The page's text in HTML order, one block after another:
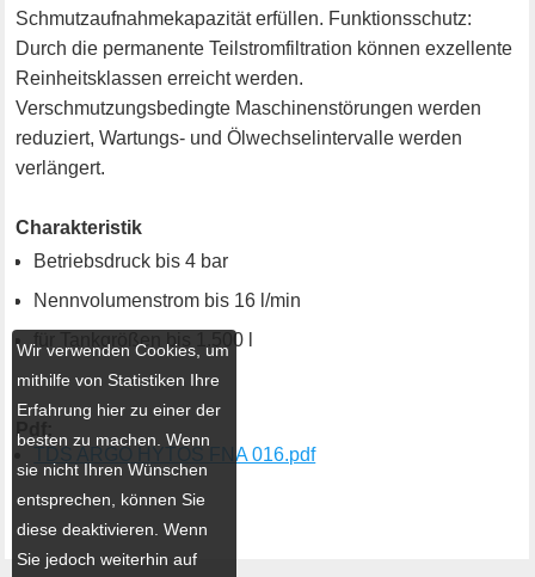
Schmutzaufnahmekapazität erfüllen. Funktionsschutz:
Durch die permanente Teilstromfiltration können exzellente
Reinheitsklassen erreicht werden.
Verschmutzungsbedingte Maschinenstörungen werden
reduziert, Wartungs- und Ölwechselintervalle werden
verlängert.
Charakteristik
Betriebsdruck bis 4 bar
Nennvolumenstrom bis 16 l/min
für Tankgrößen bis 1.500 l
Pdf:
TDS ARGO HYTOS FNA 016.pdf
Wir verwenden Cookies, um
mithilfe von Statistiken Ihre
Erfahrung hier zu einer der
besten zu machen. Wenn
sie nicht Ihren Wünschen
entsprechen, können Sie
diese deaktivieren. Wenn
Sie jedoch weiterhin auf